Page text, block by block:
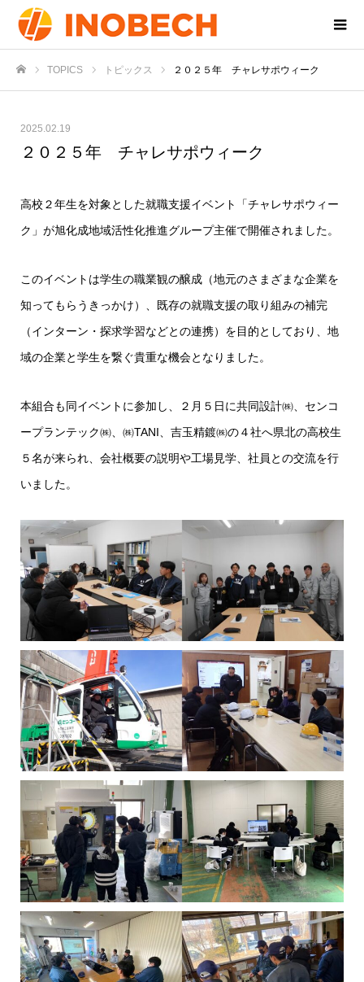
TOPICS トピックス ２０２５年 チャレサポウィーク
2025.02.19
２０２５年 チャレサポウィーク
高校２年生を対象とした就職支援イベント「チャレサポウィー
ク」が旭化成地域活性化推進グループ主催で開催されました。
このイベントは学生の職業観の醸成（地元のさまざまな企業を
知ってもらうきっかけ）、既存の就職支援の取り組みの補完
（インターン・探求学習などとの連携）を目的としており、地
域の企業と学生を繋ぐ貴重な機会となりました。
本組合も同イベントに参加し、２月５日に共同設計㈱、センコ
ープランテック㈱、㈱TANI、吉玉精鍍㈱の４社へ県北の高校生
５名が来られ、会社概要の説明や工場見学、社員との交流を行
いました。